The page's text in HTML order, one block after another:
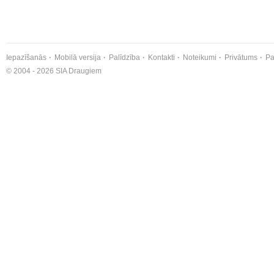
Iepazīšanās Mobilā versija Palīdzība Kontakti Noteikumi Privātums
© 2004 - 2026 SIA Draugiem